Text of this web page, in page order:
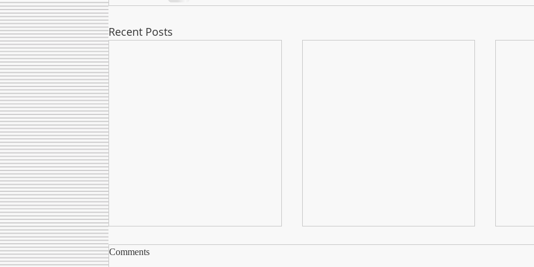
Recent Posts
Comments